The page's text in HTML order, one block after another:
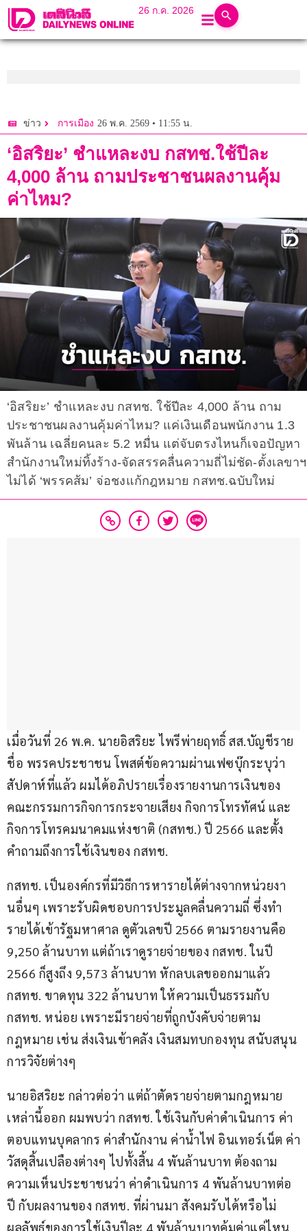
26 ก.ค. 2026
ข่าว การเมือง 26 พ.ค. 2569 • 11:55 น.
‘อิสริยะ’ ชำแหละงบ กสทช.ใช้ปีละ
4,000 ล้าน ถามประชาชนผลงานคุ้ม
ค่าไหม?
‘อิสริยะ’ ชำแหละงบ กสทช. ใช้ปีละ 4,000 ล้าน ถาม
ประชาชนผลงานคุ้มค่าไหม? แค่เงินเดือนพนักงาน 1.3
พันล้าน เฉลี่ยคนละ 5.2 หมื่น แต่จับตรงไหนก็เจอปัญหา
สำนักงานใหม่ทิ้งร้าง-จัดสรรคลื่นความถี่ไม่ชัด-ตั้งเลขาฯ
ไม่ได้ ‘พรรคส้ม’ จ่อชงแก้กฎหมาย กสทช.ฉบับใหม่
เมื่อวันที่ 26 พ.ค. นายอิสริยะ ไพรีพ่ายฤทธิ์ สส.บัญชีราย
ชื่อ พรรคประชาชน โพสต์ข้อความผ่านเฟซบุ๊กระบุว่า
สัปดาห์ที่แล้ว ผมได้อภิปรายเรื่องรายงานการเงินของ
คณะกรรมการกิจการกระจายเสียง กิจการโทรทัศน์ และ
กิจการโทรคมนาคมแห่งชาติ (กสทช.) ปี 2566 และตั้ง
คำถามถึงการใช้เงินของ กสทช.
กสทช. เป็นองค์กรที่มีวิธีการหารายได้ต่างจากหน่วยงา
นอื่นๆ เพราะรับผิดชอบการประมูลคลื่นความถี่ ซึ่งทำ
รายได้เข้ารัฐมหาศาล ดูตัวเลขปี 2566 ตามรายงานคือ
9,250 ล้านบาท แต่ถ้าเราดูรายจ่ายของ กสทช. ในปี
2566 ก็สูงถึง 9,573 ล้านบาท หักลบเลขออกมาแล้ว
กสทช. ขาดทุน 322 ล้านบาท ให้ความเป็นธรรมกับ
กสทช. หน่อย เพราะมีรายจ่ายที่ถูกบังคับจ่ายตาม
กฎหมาย เช่น ส่งเงินเข้าคลัง เงินสมทบกองทุน สนับสนุน
การวิจัยต่างๆ
นายอิสริยะ กล่าวต่อว่า แต่ถ้าตัดรายจ่ายตามกฎหมาย
เหล่านี้ออก ผมพบว่า กสทช. ใช้เงินกับค่าดำเนินการ ค่า
ตอบแทนบุคลากร ค่าสำนักงาน ค่าน้ำไฟ อินเทอร์เน็ต ค่า
วัสดุสิ้นเปลืองต่างๆ ไปทั้งสิ้น 4 พันล้านบาท ต้องถาม
ความเห็นประชาชนว่า ค่าดำเนินการ 4 พันล้านบาทต่อ
ปี กับผลงานของ กสทช. ที่ผ่านมา สังคมรับได้หรือไม่
ผลลัพธ์ของการใช้เงินปีละ 4 พันล้านบาทคุ้มค่าแค่ไหน